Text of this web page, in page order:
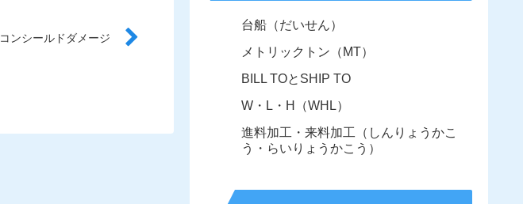
コンシールドダメージ
台船（だいせん）
メトリックトン（MT）
BILL TOとSHIP TO
W・L・H（WHL）
進料加工・来料加工（しんりょうかこ
う・らいりょうかこう）